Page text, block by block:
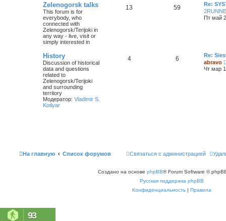
Zelenogorsk talks
This forum is for
everybody, who
connected with
Zelenogorsk/Terijoki in
any way - live, visit or
simply interested in
13 59
Re:
Пт май
History
Discussion of historical
data and questions
related to
Zelenogorsk/Terijoki
and surrounding
territory
Модератор: Vladimir S.
Kotlyar
4 6
Re:
abravo
Чт мар
На главную Список форумов Связаться с администрацией
Создано на основе phpBB® Forum Software ©
Русская поддержка phpBB
Конфиденциальность | Правила
93